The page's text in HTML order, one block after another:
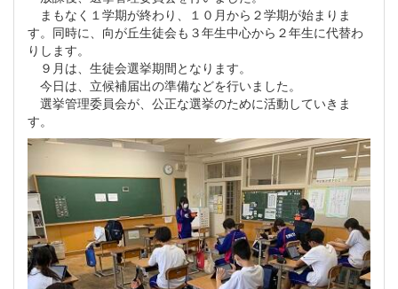
まもなく１学期が終わり、１０月から２学期が始まりま
す。同時に、向が丘生徒会も３年生中心から２年生に代替わ
りします。
９月は、生徒会選挙期間となります。
今日は、立候補届出の準備などを行いました。
選挙管理委員会が、公正な選挙のために活動していきま
す。